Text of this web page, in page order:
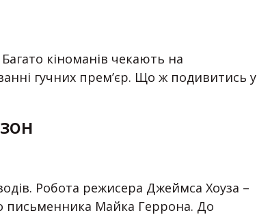
кіноманів чекають на
гучних прем’єр. Що ж подивитись у
Робота режисера Джеймса Хоуза –
письменника Майка Геррона. До